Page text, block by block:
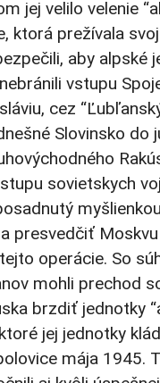
jej velilo velenie
ktorá prežívala
aby alpské
vstupu
cez
Slovinsko do
sovietskych
presvedčiť
operácie. So
mohli prechod
brzdiť jednotky
jej jednotky
mája 1945.